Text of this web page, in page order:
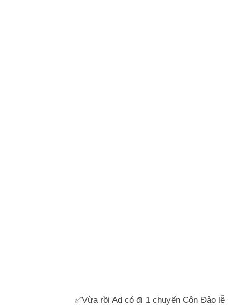
✅Vừa rồi Ad có đi 1 chuyến Côn Đảo